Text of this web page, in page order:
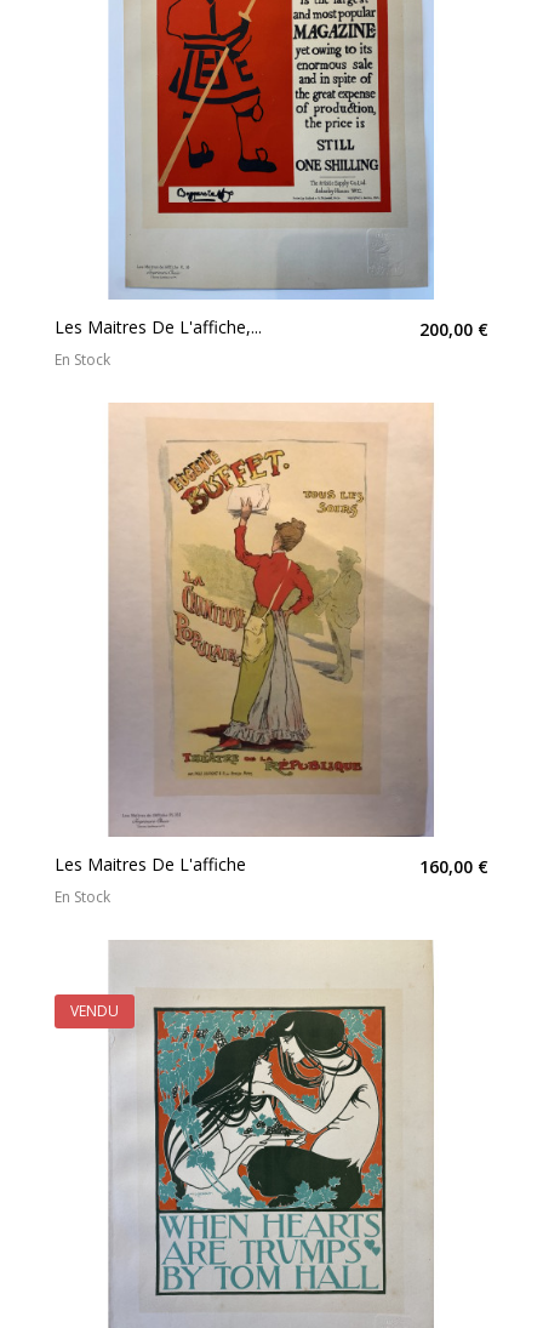
Les Maitres De L'affiche,... 200,00 €
En Stock
Les Maitres De L'affiche 160,00 €
En Stock
VENDU